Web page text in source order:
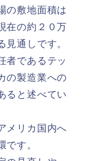
の敷地面積は
在の約２０万
見通しです。
者であるテッ
の製造業への
ると述べてい
メリカ国内へ
です。